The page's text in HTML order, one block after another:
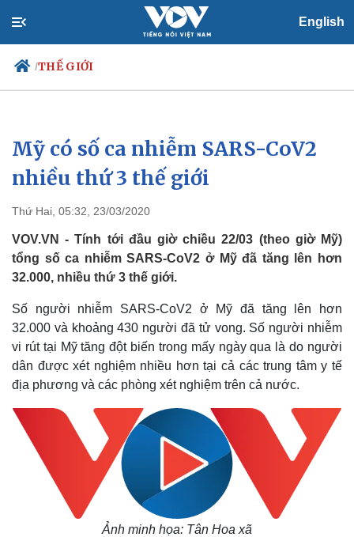
English
/THẾ GIỚI
Chính trị
Đảng
Tổ chức nhân sự
Nhận diện sự thật
Xã hội
Tin 24h
Dự báo thời tiết
Việc làm
Biển đảo
Mỹ có số ca nhiễm SARS-CoV2
nhiều thứ 3 thế giới
Thứ Hai, 05:32, 23/03/2020
VOV.VN - Tính tới đầu giờ chiều 22/03 (theo giờ Mỹ)
tổng số ca nhiễm SARS-CoV2 ở Mỹ đã tăng lên hơn
32.000, nhiều thứ 3 thế giới.
Số người nhiễm SARS-CoV2 ở Mỹ đã tăng lên hơn
32.000 và khoảng 430 người đã tử vong. Số người nhiễm
vi rút tại Mỹ tăng đột biến trong mấy ngày qua là do người
dân được xét nghiệm nhiều hơn tại cả các trung tâm y tế
địa phương và các phòng xét nghiệm trên cả nước.
Ảnh minh họa: Tân Hoa xã